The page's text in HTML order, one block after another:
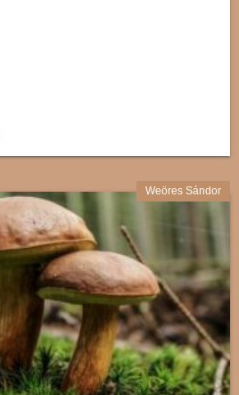
Weöres Sándor